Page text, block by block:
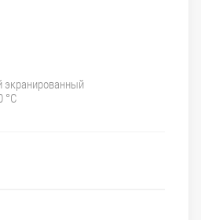
экранированный
°C